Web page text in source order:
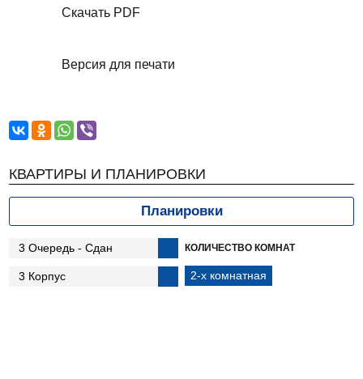
Скачать PDF
Версия для печати
КВАРТИРЫ И ПЛАНИРОВКИ
Планировки
КОЛИЧЕСТВО КОМНАТ
2-х комнатная